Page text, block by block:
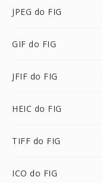
JPEG do FIG
GIF do FIG
JFIF do FIG
HEIC do FIG
TIFF do FIG
ICO do FIG